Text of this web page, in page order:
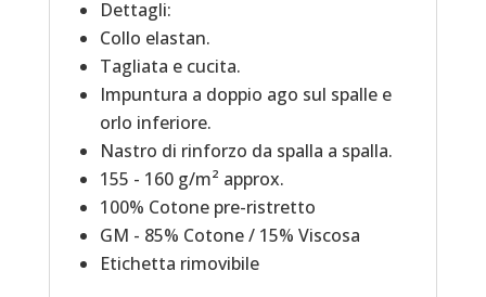
Dettagli:
Collo elastan.
Tagliata e cucita.
Impuntura a doppio ago sul spalle e
orlo inferiore.
Nastro di rinforzo da spalla a spalla.
155 - 160 g/m² approx.
100% Cotone pre-ristretto
GM - 85% Cotone / 15% Viscosa
Etichetta rimovibile